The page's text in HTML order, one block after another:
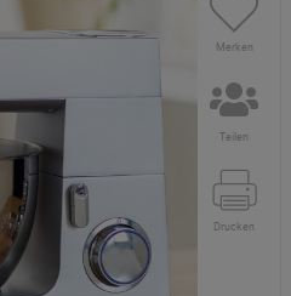
Merken
Teilen
Drucken